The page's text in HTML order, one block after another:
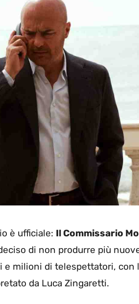
è ufficiale: Il Commissario
di non produrre più
e milioni di telespettatori, con
da Luca Zingaretti.